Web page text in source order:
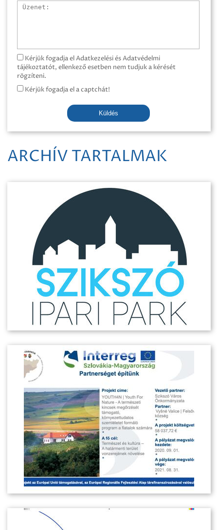
Üzenet
Kérjük fogadja el Adatkezelési és Adatvédelmi
tájékoztatót, ellenkező esetben nem tudjuk a kérését
rögzíteni.
Kérjük fogadja el a captchát!
Küldés
ARCHÍV TARTALMAK